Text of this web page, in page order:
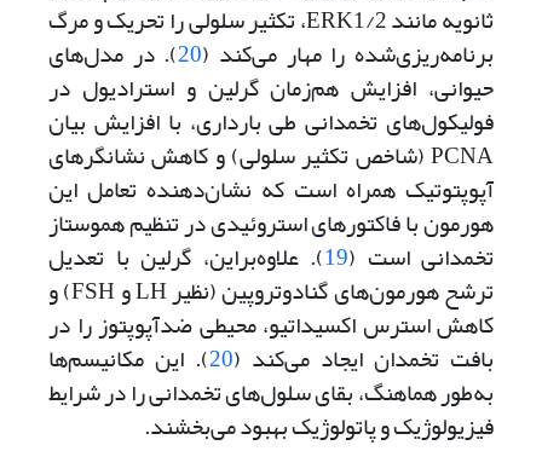
ثانویه مانند ERK1/2، تکثیر سلولی را تحریک و مرگ
برنامه‌ریزی‌شده را مهار می‌کند (20). در مدل‌های
حیوانی، افزایش هم‌زمان گرلین و استرادیول در
فولیکول‌های تخمدانی طی بارداری، با افزایش بیان
PCNA (شاخص تکثیر سلولی) و کاهش نشانگرهای
آپوپتوتیک همراه است که نشان‌دهنده تعامل این
هورمون با فاکتورهای استروئیدی در تنظیم هموستاز
تخمدانی است (19). علاوه‌براین، گرلین با تعدیل
ترشح هورمون‌های گنادوتروپین (نظیر LH و FSH) و
کاهش استرس اکسیداتیو، محیطی ضد‌آپوپتوز را در
بافت تخمدان ایجاد می‌کند (20). این مکانیسم‌ها
به‌طور هماهنگ، بقای سلول‌های تخمدانی را در شرایط
فیزیولوژیک و پاتولوژیک بهبود می‌بخشند.